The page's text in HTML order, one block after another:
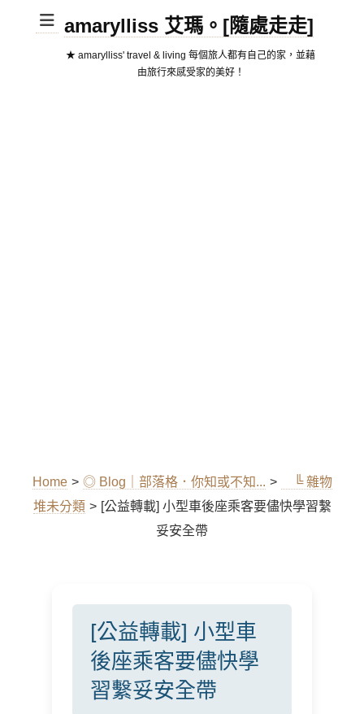
amarylliss 艾瑪。[隨處走走]
★ amarylliss' travel & living 每個旅人都有自己的家，並藉
由旅行來感受家的美好！
Home > ◎ Blog｜部落格．你知或不知... >
╚ 雜物
堆未分類 > [公益轉載] 小型車後座乘客要儘快學習繫
妥安全帶
[公益轉載] 小型車
後座乘客要儘快學
習繫妥安全帶